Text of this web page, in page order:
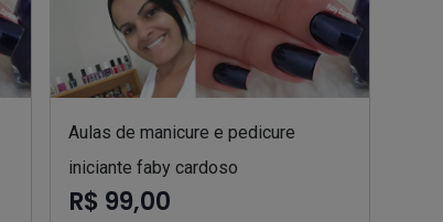
Aulas de manicure e pedicure
iniciante faby cardoso
R$ 99,00